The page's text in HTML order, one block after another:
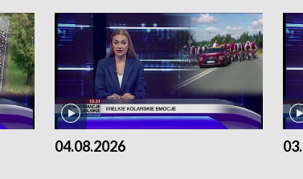
04.08.2026